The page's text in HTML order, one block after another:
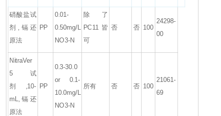
硝酸盐试
剂,镉还
原法
PP
0.01-
0.50mg/L
NO3-N
除了
PC11皆
可
否 否 100
24298-
00
NitraVer
5 试
剂,10-
mL,镉还
原法
PP
0.3-30.0
or 0.1-
10.0mg/L
NO3-N
所有 否 否 100
21061-
69